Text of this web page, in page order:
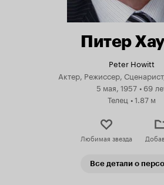
Питер
Peter Howitt
Актер, Режиссер,
5 мая, 1957 • 69
Телец •1.87 м
Любимая звезда
Все детали о